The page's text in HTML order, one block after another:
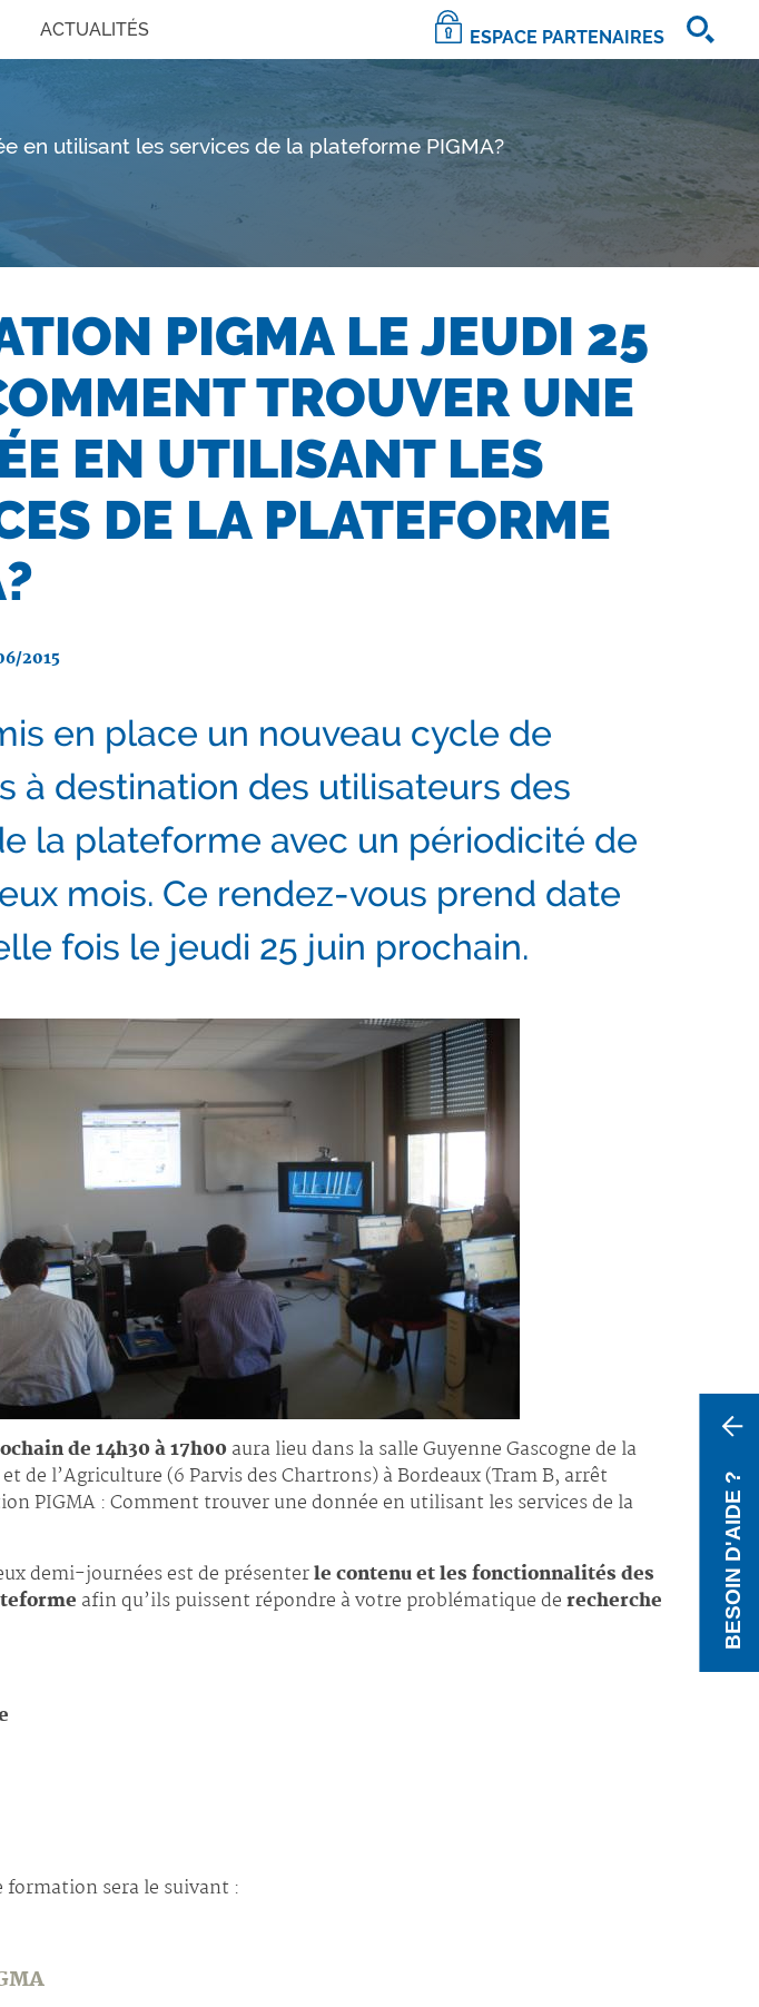
ACTUALITÉS ESPACE PARTENAIRES
BESOIN D'AIDE ?
en utilisant les services de la plateforme PIGMA?
PIGMA LE JEUDI 25
TROUVER UNE
EN UTILISANT LES
DE LA PLATEFORME
2015
en place un nouveau cycle de
à destination des utilisateurs des
la plateforme avec un périodicité de
mois. Ce rendez-vous prend date
fois le jeudi 25 juin prochain.
de 14h30 à 17h00aura lieu dans la salle Guyenne Gascogne de la
de l’Agriculture (6 Parvis des Chartrons) à Bordeaux (Tram B, arrêt
PIGMA : Comment trouver une donnée en utilisant les services de la
demi-journées est de présenterle contenu et les fonctionnalités des
afin qu’ils puissent répondre à votre problématique derecherche
formation sera le suivant :